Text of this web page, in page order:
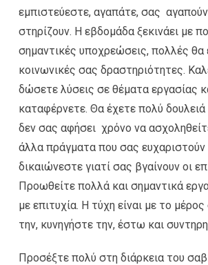
εμπιστεύεστε, αγαπάτε, σας
στηρίζουν. Η εβδομάδα ξεκινάει με
σημαντικές υποχρεώσεις, πολλές θα
κοινωνικές σας δραστηριότητες.
δώσετε λύσεις σε θέματα εργασίας
καταφέρνετε. Θα έχετε πολύ
δεν σας αφήσει χρόνο να
άλλα πράγματα που σας
δικαιώνεστε γιατί σας βγαίνουν οι
Προωθείτε πολλά και σημαντικά
με επιτυχία. Η τύχη είναι με το
την, κυνηγήστε την, έστω και
Προσέξτε πολύ στη διάρκεια του